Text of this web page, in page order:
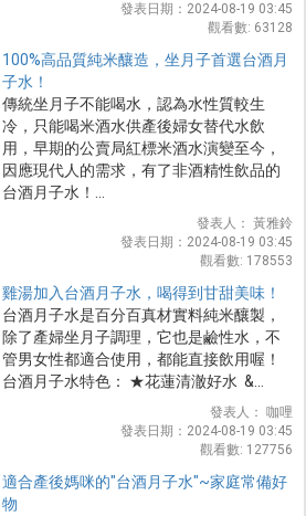
發表日期：2024-08-19 03:45
觀看數: 63128
100%高品質純米釀造，坐月子首選台酒月
子水！
傳統坐月子不能喝水，認為水性質較生
冷，只能喝米酒水供產後婦女替代水飲
用，早期的公賣局紅標米酒水演變至今，
因應現代人的需求，有了非酒精性飲品的
台酒月子水！...
發表人： 黃雅鈴
發表日期：2024-08-19 03:45
觀看數: 178553
雞湯加入台酒月子水，喝得到甘甜美味！
台酒月子水是百分百真材實料純米釀製，
除了產婦坐月子調理，它也是鹼性水，不
管男女性都適合使用，都能直接飲用喔！
台酒月子水特色： ★花蓮清澈好水 &...
發表人： 咖哩
發表日期：2024-08-19 03:45
觀看數: 127756
適合產後媽咪的"台酒月子水"~家庭常備好
物